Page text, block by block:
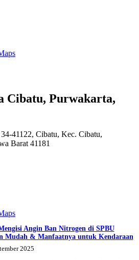
Cibatu, Purwakarta,
41122, Cibatu, Kec. Cibatu,
Barat 41181
Angin Ban Nitrogen di SPBU
Mudah & Manfaatnya untuk Kendaraan
2025